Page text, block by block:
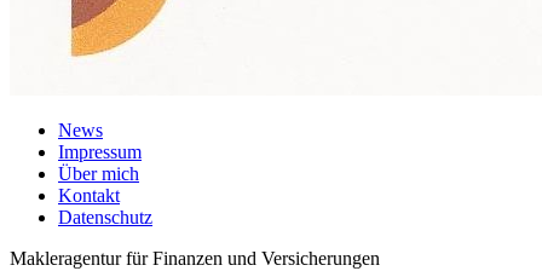
News
Impressum
Über mich
Kontakt
Datenschutz
Makleragentur für Finanzen und Versicherungen